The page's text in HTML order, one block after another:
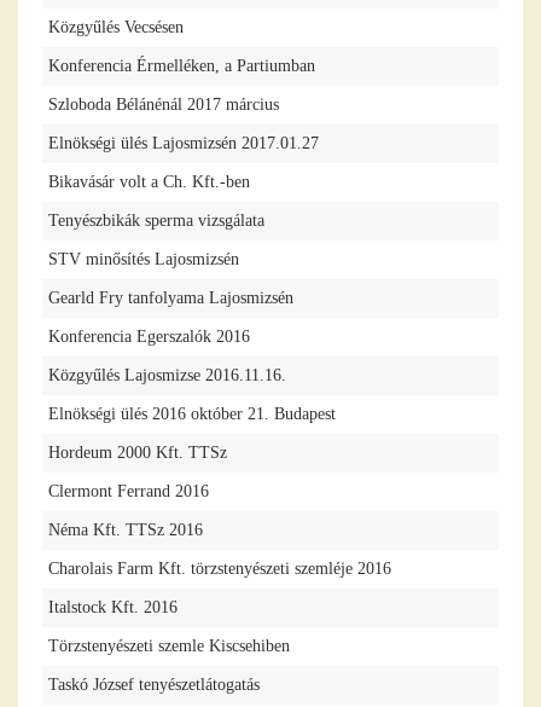
Közgyűlés Vecsésen
Konferencia Érmelléken, a Partiumban
Szloboda Bélánénál 2017 március
Elnökségi ülés Lajosmizsén 2017.01.27
Bikavásár volt a Ch. Kft.-ben
Tenyészbikák sperma vizsgálata
STV minősítés Lajosmizsén
Gearld Fry tanfolyama Lajosmizsén
Konferencia Egerszalók 2016
Közgyűlés Lajosmizse 2016.11.16.
Elnökségi ülés 2016 október 21. Budapest
Hordeum 2000 Kft. TTSz
Clermont Ferrand 2016
Néma Kft. TTSz 2016
Charolais Farm Kft. törzstenyészeti szemléje 2016
Italstock Kft. 2016
Törzstenyészeti szemle Kiscsehiben
Taskó József tenyészetlátogatás